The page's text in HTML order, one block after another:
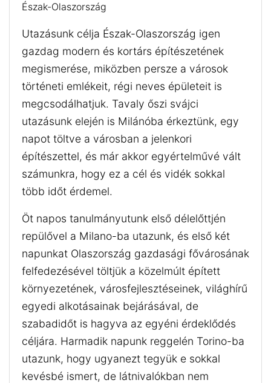
Észak-Olaszország
Utazásunk célja Észak-Olaszország igen
gazdag modern és kortárs építészetének
megismerése, miközben persze a városok
történeti emlékeit, régi neves épületeit is
megcsodálhatjuk. Tavaly őszi svájci
utazásunk elején is Milánóba érkeztünk, egy
napot töltve a városban a jelenkori
építészettel, és már akkor egyértelművé vált
számunkra, hogy ez a cél és vidék sokkal
több időt érdemel.
Öt napos tanulmányutunk első délelőttjén
repülővel a Milano-ba utazunk, és első két
napunkat Olaszország gazdasági fővárosának
felfedezésével töltjük a közelmúlt épített
környezetének, városfejlesztéseinek, világhírű
egyedi alkotásainak bejárásával, de
szabadidőt is hagyva az egyéni érdeklődés
céljára. Harmadik napunk reggelén Torino-ba
utazunk, hogy ugyanezt tegyük e sokkal
kevésbé ismert, de látnivalókban nem